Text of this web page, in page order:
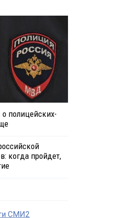
полицейских-
когда пройдет,
СМИ2